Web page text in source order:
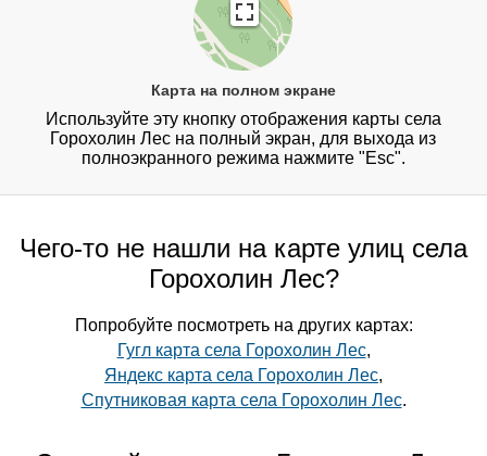
Карта на полном экране
Используйте эту кнопку отображения карты села
Горохолин Лес на полный экран, для выхода из
полноэкранного режима нажмите "Esc".
Чего-то не нашли на карте улиц села
Горохолин Лес?
Попробуйте посмотреть на других картах:
Гугл карта села Горохолин Лес,
Яндекс карта села Горохолин Лес,
Спутниковая карта села Горохолин Лес.